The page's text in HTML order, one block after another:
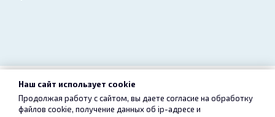
2026 freelance.boutique
Наш сайт использует cookie
Продолжая работу с сайтом, вы даете согласие на обработку
файлов cookie, получение данных об ip-адресе и